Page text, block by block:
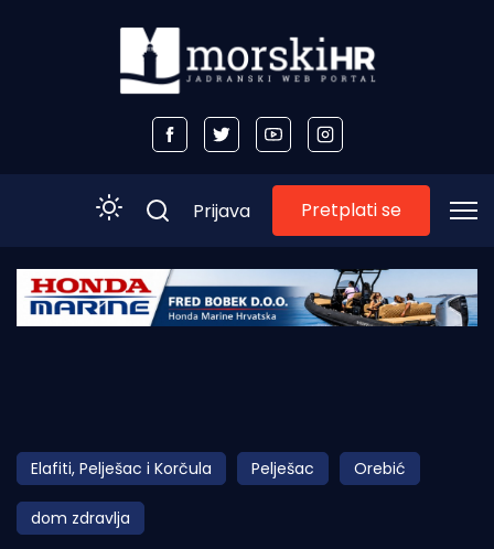
Početna
Obala
Otoci
Turizam i nautika
Prijava Pretplati se
Elafiti, Pelješac i Korčula Pelješac Orebić
dom zdravlja